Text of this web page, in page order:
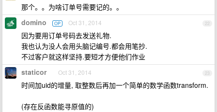
那个。。为啥订单号需要记的。。
22
domino OP Oct 31, 2014
因为要用订单号码去发送礼物.
我也认为没人会用头脑记编号.都会用笔抄.
不过客户就这样坚持.要短才方便他们作业
23
staticor Oct 31, 2014
时间加uid的增量, 取整数后再加一个简单的数学函数transform.
(存在反函数能寻原值的)